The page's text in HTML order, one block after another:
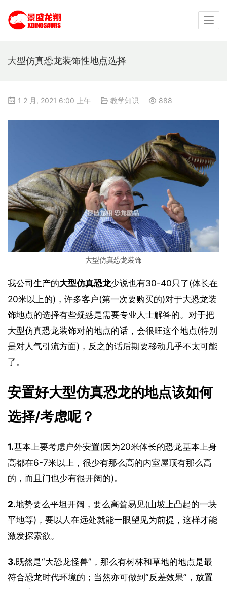
大型仿真恐龙装饰性地点选择
1 2 月, 2021 6:00 上午 教学知识 888
大型仿真恐龙装饰
我公司生产的大型仿真恐龙少说也有30-40只了(体长在
20米以上的)，许多客户(第一次要购买的)对于大恐龙装
饰地点的选择有些疑惑是需要专业人士解答的。对于把
大型仿真恐龙装饰对的地点的话，会很旺这个地点(特别
是对人气引流方面)，反之的话后期要移动几乎不太可能
了。
安置好大型仿真恐龙的地点该如何
选择/考虑呢？
1.基本上要考虑户外安置(因为20米体长的恐龙基本上身
高都在6-7米以上，很少有那么高的内室屋顶有那么高
的，而且门也少有很开阔的)。
2.地势要么平坦开阔，要么高耸易见(山坡上凸起的一块
平地等)，要以人在远处就能一眼望见为前提，这样才能
激发探索欲。
3.既然是“大恐龙怪兽”，那么有树林和草地的地点是最
符合恐龙时代环境的；当然亦可做到“反差效果”，放置